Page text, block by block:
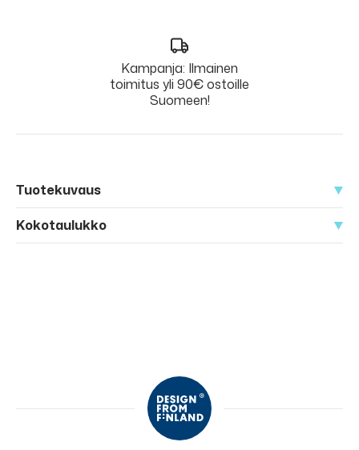
Kampanja: Ilmainen
toimitus yli 90€ ostoille
Suomeen!
Tuotekuvaus
Kokotaulukko